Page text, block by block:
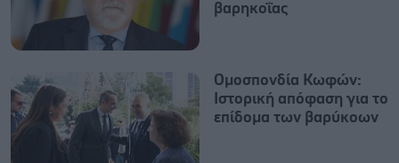
βαρηκοΐας
Ομοσπονδία Κωφών:
Ιστορική απόφαση για το
επίδομα των βαρύκοων